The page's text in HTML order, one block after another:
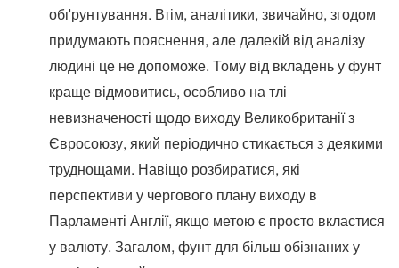
обґрунтування. Втім, аналітики, звичайно, згодом
придумають пояснення, але далекій від аналізу
людині це не допоможе. Тому від вкладень у фунт
краще відмовитись, особливо на тлі
невизначеності щодо виходу Великобританії з
Євросоюзу, який періодично стикається з деякими
труднощами. Навіщо розбиратися, які
перспективи у чергового плану виходу в
Парламенті Англії, якщо метою є просто вкластися
у валюту. Загалом, фунт для більш обізнаних у